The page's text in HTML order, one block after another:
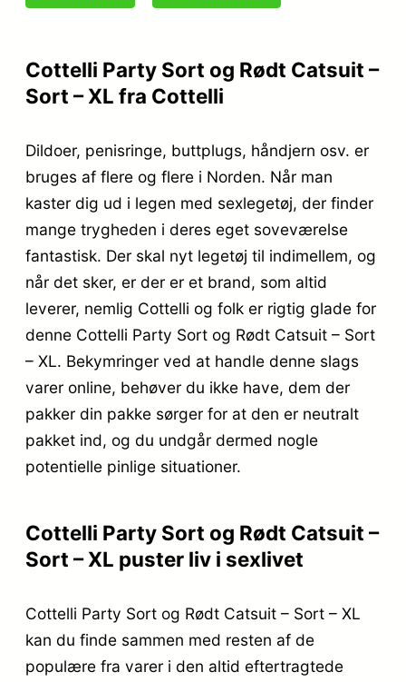
Cottelli Party Sort og Rødt Catsuit –
Sort – XL fra Cottelli
Dildoer, penisringe, buttplugs, håndjern osv. er
bruges af flere og flere i Norden. Når man
kaster dig ud i legen med sexlegetøj, der finder
mange trygheden i deres eget soveværelse
fantastisk. Der skal nyt legetøj til indimellem, og
når det sker, er der er et brand, som altid
leverer, nemlig Cottelli og folk er rigtig glade for
denne Cottelli Party Sort og Rødt Catsuit – Sort
– XL. Bekymringer ved at handle denne slags
varer online, behøver du ikke have, dem der
pakker din pakke sørger for at den er neutralt
pakket ind, og du undgår dermed nogle
potentielle pinlige situationer.
Cottelli Party Sort og Rødt Catsuit –
Sort – XL puster liv i sexlivet
Cottelli Party Sort og Rødt Catsuit – Sort – XL
kan du finde sammen med resten af de
populære fra varer i den altid eftertragtede